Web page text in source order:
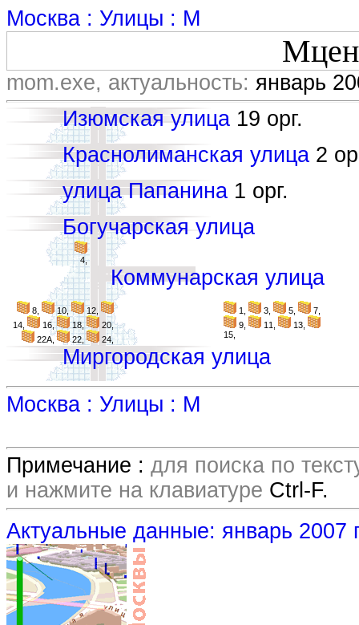
Москва : Улицы : М
mom.exe, актуальность: январь
Изюмская улица 19 орг.
Краснолиманская улица 2
улица Папанина 1 орг.
Богучарская улица
4,
Коммунарская улица
8, 10,
12,
14,
16, 18,
20,
22А,
22, 24,
1, 3, 5,
7,
9,
11,
13,
15,
Миргородская улица
Москва : Улицы : М
Примечание : для поиска по
и нажмите на клавиатуре Ctrl-F.
Актуальные данные: январь 2007